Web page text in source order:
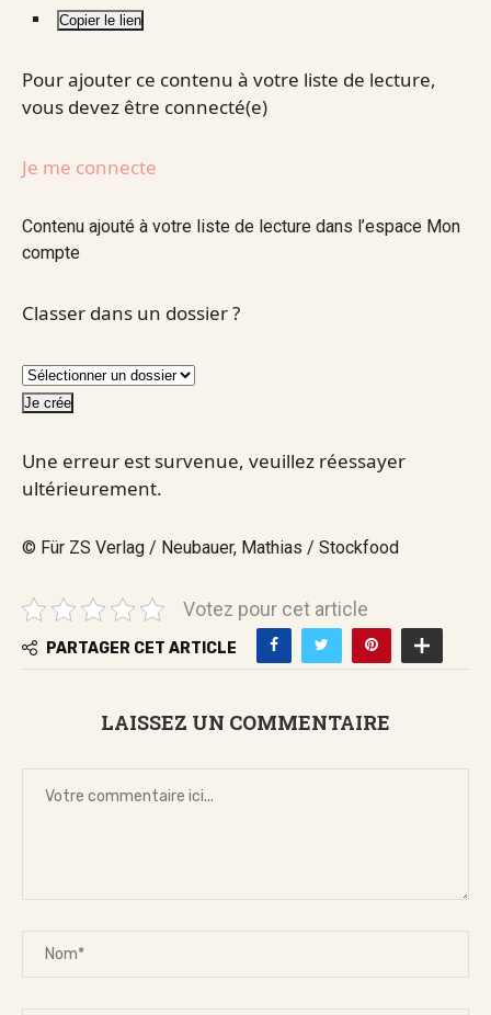
Copier le lien
Pour ajouter ce contenu à votre liste de lecture,
vous devez être connecté(e)
Je me connecte
Contenu ajouté à votre liste de lecture dans l’espace Mon
compte
Classer dans un dossier ?
Je crée
Une erreur est survenue, veuillez réessayer
ultérieurement.
© Für ZS Verlag / Neubauer, Mathias / Stockfood
Votez pour cet article
PARTAGER CET ARTICLE
LAISSEZ UN COMMENTAIRE